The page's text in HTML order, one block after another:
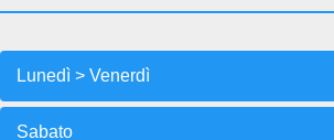
Lunedì > Venerdì
Sabato